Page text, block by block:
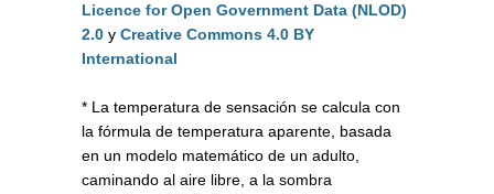
Licence for Open Government Data (NLOD)
2.0 y Creative Commons 4.0 BY
International
* La temperatura de sensación se calcula con
la fórmula de temperatura aparente, basada
en un modelo matemático de un adulto,
caminando al aire libre, a la sombra